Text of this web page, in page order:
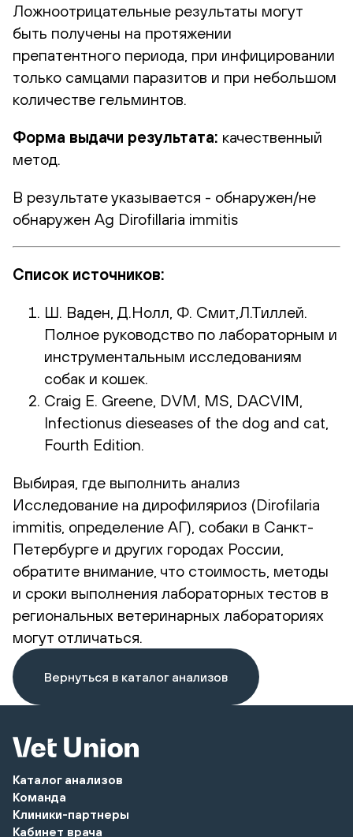
Ложноотрицательные результаты могут
быть получены на протяжении
препатентного периода, при инфицировании
только самцами паразитов и при небольшом
количестве гельминтов.
Форма выдачи результата: качественный
метод.
В результате указывается - обнаружен/не
обнаружен Ag Dirofillaria immitis
Список источников:
Ш. Ваден, Д.Нолл, Ф. Смит,Л.Тиллей.
Полное руководство по лабораторным и
инструментальным исследованиям
собак и кошек.
Craig E. Greene, DVM, MS, DACVIM,
Infectionus dieseases of the dog and cat,
Fourth Edition.
Выбирая, где выполнить анализ
Исследование на дирофиляриоз (Dirofilaria
immitis, определение АГ), собаки в Санкт-
Петербурге и других городах России,
обратите внимание, что стоимость, методы
и сроки выполнения лабораторных тестов в
региональных ветеринарных лабораториях
могут отличаться.
Вернуться в каталог анализов
Каталог анализов
Команда
Клиники-партнеры
Кабинет врача